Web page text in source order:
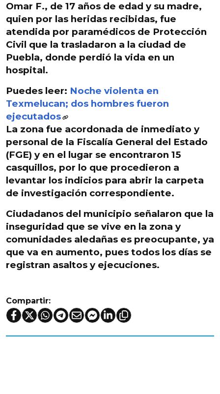
Omar F., de 17 años de edad y su madre,
quien por las heridas recibidas, fue
atendida por paramédicos de Protección
Civil que la trasladaron a la ciudad de
Puebla, donde perdió la vida en un
hospital.
Puedes leer: Noche violenta en
Texmelucan; dos hombres fueron
ejecutados
La zona fue acordonada de inmediato y
personal de la Fiscalía General del Estado
(FGE) y en el lugar se encontraron 15
casquillos, por lo que procedieron a
levantar los indicios para abrir la carpeta
de investigación correspondiente.
Ciudadanos del municipio señalaron que la
inseguridad que se vive en la zona y
comunidades aledañas es preocupante, ya
que va en aumento, pues todos los días se
registran asaltos y ejecuciones.
Compartir: